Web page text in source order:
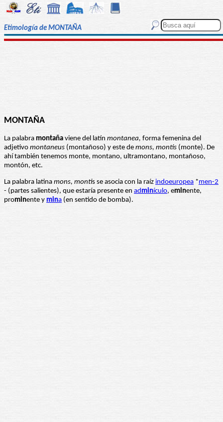
Etimología de MONTAÑA
MONTAÑA
La palabra montaña viene del latín montanea, forma femenina del
adjetivo montaneus (montañoso) y este de mons, montis (monte). De
ahí también tenemos monte, montano, ultramontano, montañoso,
montón, etc.
La palabra latina mons, montis se asocia con la raíz indoeuropea *men-2
- (partes salientes), que estaría presente en adminículo, eminente,
prominente y mina (en sentido de bomba).